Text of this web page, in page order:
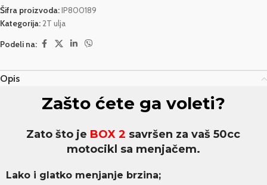
Šifra proizvoda:IP800189
Kategorija:2T ulja
Podeli na:
Opis
Zašto ćete ga voleti?
Zato što je BOX 2 savršen za vaš 50cc
motocikl sa menjačem.
Lako i glatko menjanje brzina;